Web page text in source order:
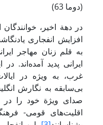
(دوما 63)
در دهة اخیر،
افزایش انفجاری
به قلم زنان مهاجر
ایرانی پدید آمده‌اند.
غرب، به ویژه در
بی‌سابقه به نگارش
صدای ویژة خود را در
اقلیت‌های قومی-